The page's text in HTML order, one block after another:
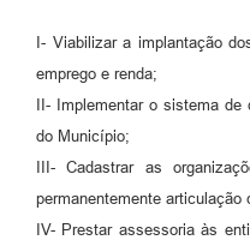
I- Viabilizar a implantação
emprego e renda;
II- Implementar o sistema de
do Município;
III- Cadastrar as
permanentemente articulação
IV- Prestar assessoria às